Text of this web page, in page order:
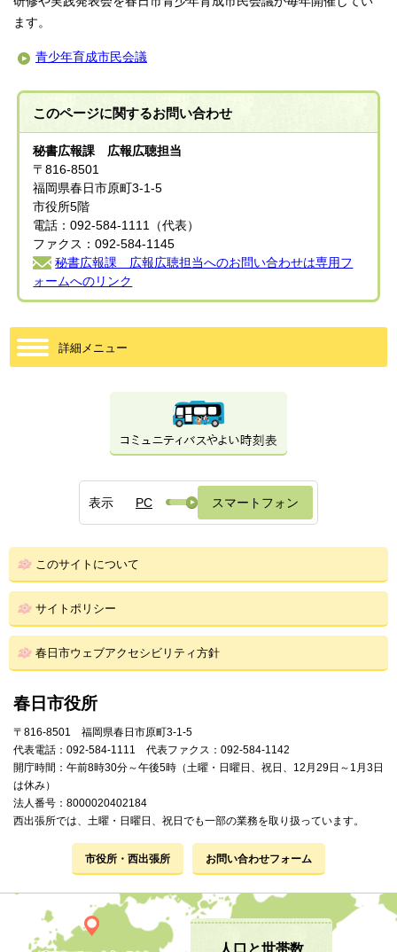
ます。
青少年育成市民会議
このページに関するお問い合わせ
秘書広報課 広報広聴担当
〒816-8501
福岡県春日市原町3-1-5
市役所5階
電話：092-584-1111（代表）
ファクス：092-584-1145
秘書広報課 広報広聴担当へのお問い合わせは専用フ
ォームへのリンク
詳細メニュー
表示 PC スマートフォン
このサイトについて
サイトポリシー
春日市ウェブアクセシビリティ方針
春日市役所
〒816-8501 福岡県春日市原町3-1-5
代表電話：092-584-1111 代表ファクス：092-584-1142
開庁時間：午前8時30分～午後5時（土曜・日曜日、祝日、12月29日～1月3日
は休み）
法人番号：8000020402184
西出張所では、土曜・日曜日、祝日でも一部の業務を取り扱っています。
市役所・西出張所 お問い合わせフォーム
人口と世帯数